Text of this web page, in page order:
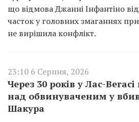
що відмова Джанні Інфантіно
часток у головних змаганнях
не вирішила конфлікт.
23:10 6 Серпня, 2026
Через 30 років у Лас-
над обвинуваченим у
Шакура